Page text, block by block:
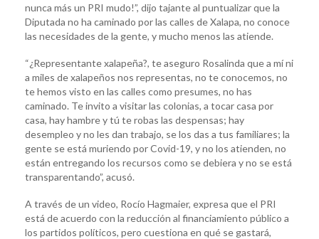
nunca más un PRI mudo!”, dijo tajante al puntualizar que la
Diputada no ha caminado por las calles de Xalapa, no conoce
las necesidades de la gente, y mucho menos las atiende.
“¿Representante xalapeña?, te aseguro Rosalinda que a mí ni
a miles de xalapeños nos representas, no te conocemos, no
te hemos visto en las calles como presumes, no has
caminado. Te invito a visitar las colonias, a tocar casa por
casa, hay hambre y tú te robas las despensas; hay
desempleo y no les dan trabajo, se los das a tus familiares; la
gente se está muriendo por Covid-19, y no los atienden, no
están entregando los recursos como se debiera y no se está
transparentando”, acusó.
A través de un video, Rocío Hagmaier, expresa que el PRI
está de acuerdo con la reducción al financiamiento público a
los partidos políticos, pero cuestiona en qué se gastará,